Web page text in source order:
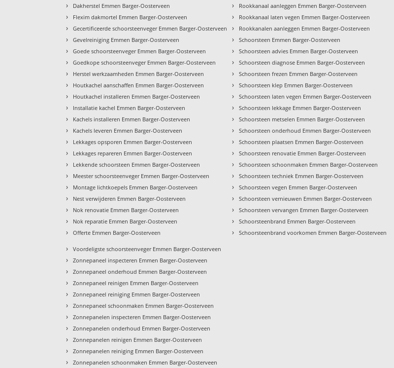
› Dakherstel Emmen Barger-Oosterveen
› Flexim dakmortel Emmen Barger-Oosterveen
› Gecertificeerde schoorsteenveger Emmen Barger-Oosterveen
› Gevelreiniging Emmen Barger-Oosterveen
› Goede schoorsteenveger Emmen Barger-Oosterveen
› Goedkope schoorsteenveger Emmen Barger-Oosterveen
› Herstel werkzaamheden Emmen Barger-Oosterveen
› Houtkachel aanschaffen Emmen Barger-Oosterveen
› Houtkachel installeren Emmen Barger-Oosterveen
› Installatie kachel Emmen Barger-Oosterveen
› Kachels installeren Emmen Barger-Oosterveen
› Kachels leveren Emmen Barger-Oosterveen
› Lekkages opsporen Emmen Barger-Oosterveen
› Lekkages repareren Emmen Barger-Oosterveen
› Lekkende schoorsteen Emmen Barger-Oosterveen
› Meester schoorsteenveger Emmen Barger-Oosterveen
› Montage lichtkoepels Emmen Barger-Oosterveen
› Nest verwijderen Emmen Barger-Oosterveen
› Nok renovatie Emmen Barger-Oosterveen
› Nok reparatie Emmen Barger-Oosterveen
› Offerte Emmen Barger-Oosterveen
› Rookkanaal aanleggen Emmen Barger-Oosterveen
› Rookkanaal laten vegen Emmen Barger-Oosterveen
› Rookkanalen aanleggen Emmen Barger-Oosterveen
› Schoorsteen Emmen Barger-Oosterveen
› Schoorsteen advies Emmen Barger-Oosterveen
› Schoorsteen diagnose Emmen Barger-Oosterveen
› Schoorsteen frezen Emmen Barger-Oosterveen
› Schoorsteen klep Emmen Barger-Oosterveen
› Schoorsteen laten vegen Emmen Barger-Oosterveen
› Schoorsteen lekkage Emmen Barger-Oosterveen
› Schoorsteen metselen Emmen Barger-Oosterveen
› Schoorsteen onderhoud Emmen Barger-Oosterveen
› Schoorsteen plaatsen Emmen Barger-Oosterveen
› Schoorsteen renovatie Emmen Barger-Oosterveen
› Schoorsteen schoonmaken Emmen Barger-Oosterveen
› Schoorsteen techniek Emmen Barger-Oosterveen
› Schoorsteen vegen Emmen Barger-Oosterveen
› Schoorsteen vernieuwen Emmen Barger-Oosterveen
› Schoorsteen vervangen Emmen Barger-Oosterveen
› Schoorsteenbrand Emmen Barger-Oosterveen
› Schoorsteenbrand voorkomen Emmen Barger-Oosterveen
› Voordeligste schoorsteenveger Emmen Barger-Oosterveen
› Zonnepaneel inspecteren Emmen Barger-Oosterveen
› Zonnepaneel onderhoud Emmen Barger-Oosterveen
› Zonnepaneel reinigen Emmen Barger-Oosterveen
› Zonnepaneel reiniging Emmen Barger-Oosterveen
› Zonnepaneel schoonmaken Emmen Barger-Oosterveen
› Zonnepanelen inspecteren Emmen Barger-Oosterveen
› Zonnepanelen onderhoud Emmen Barger-Oosterveen
› Zonnepanelen reinigen Emmen Barger-Oosterveen
› Zonnepanelen reiniging Emmen Barger-Oosterveen
› Zonnepanelen schoonmaken Emmen Barger-Oosterveen